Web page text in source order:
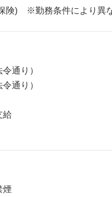
険) ※勤務条件により異
通り）
通り）
給
煙